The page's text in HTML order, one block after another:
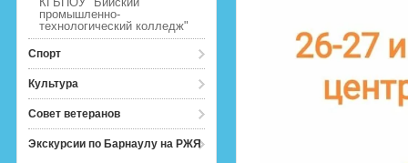
промышленно-
технологический колледж"
Спорт
Культура
Совет ветеранов
Экскурсии по Барнаулу на РЖЯ